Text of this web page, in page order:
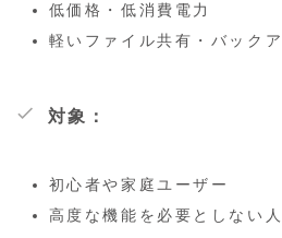
低価格・低消費電力
軽いファイル共有・バック
対象：
初心者や家庭ユーザー
高度な機能を必要としない人